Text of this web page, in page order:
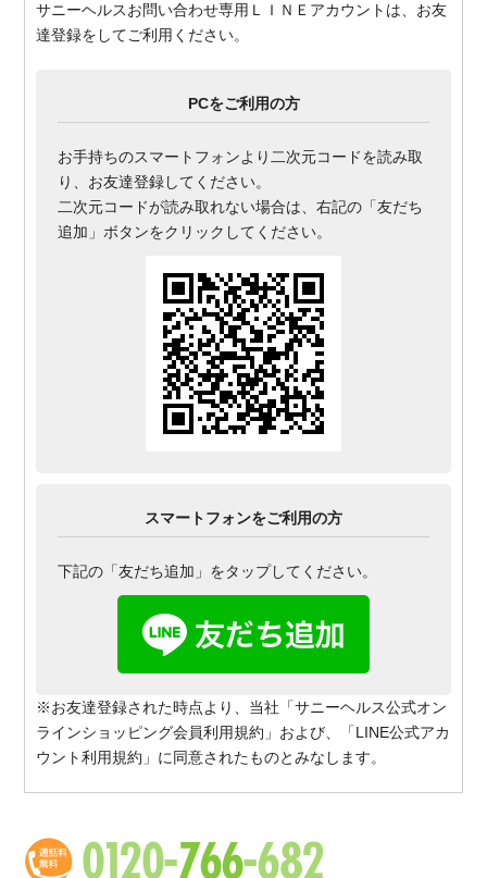
サニーヘルスお問い合わせ専用ＬＩＮＥアカウントは、お友
達登録をしてご利用ください。
PCをご利用の方
お手持ちのスマートフォンより二次元コードを読み取
り、お友達登録してください。
二次元コードが読み取れない場合は、右記の「友だち
追加」ボタンをクリックしてください。
スマートフォンをご利用の方
下記の「友だち追加」をタップしてください。
※お友達登録された時点より、当社「サニーヘルス公式オン
ラインショッピング会員利用規約」および、「LINE公式アカ
ウント利用規約」に同意されたものとみなします。